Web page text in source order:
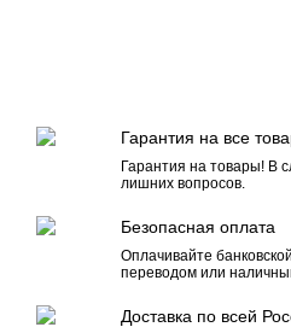
Гарантия на все
Гарантия на товары! В
лишних вопросов.
Безопасная оплата
Оплачивайте
переводом или
Доставка по всей